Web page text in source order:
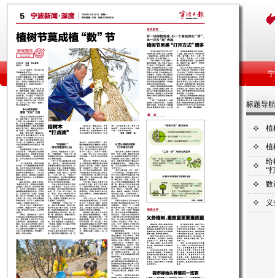
标题导航
植
植
给
“
数